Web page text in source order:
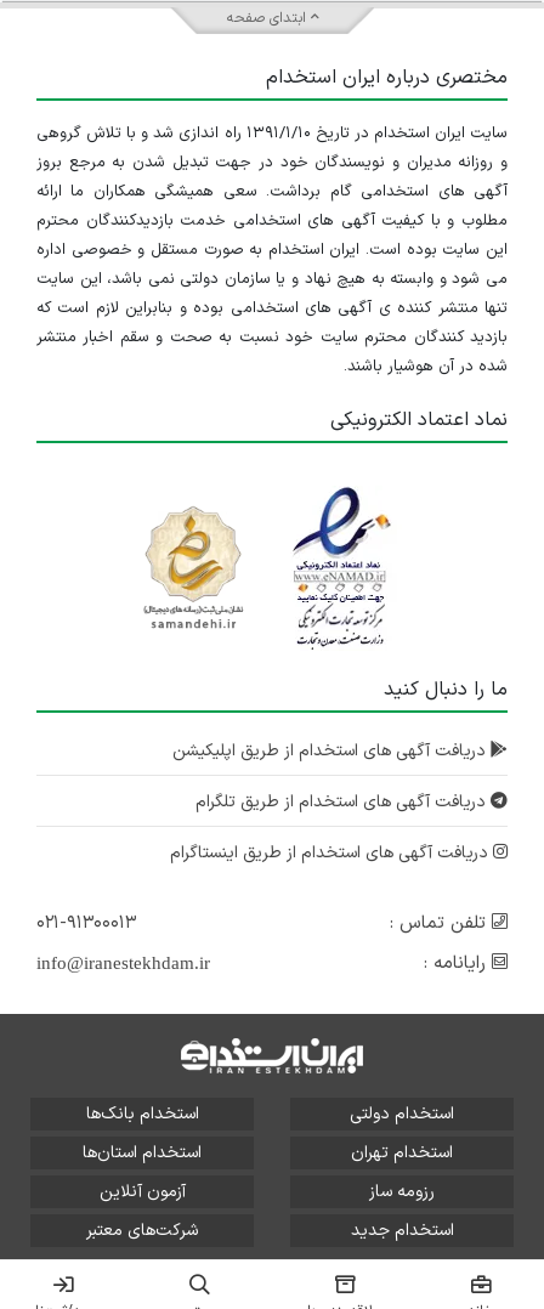
ابتدای صفحه
مختصری درباره ایران استخدام
سایت ایران استخدام در تاریخ ۱۳۹۱/۱/۱۰ راه اندازی شد و با تلاش گروهی
و روزانه مدیران و نویسندگان خود در جهت تبدیل شدن به مرجع بروز
آگهی های استخدامی گام برداشت. سعی همیشگی همکاران ما ارائه
مطلوب و با کیفیت آگهی های استخدامی خدمت بازدیدکنندگان محترم
این سایت بوده است. ایران استخدام به صورت مستقل و خصوصی اداره
می شود و وابسته به هیچ نهاد و یا سازمان دولتی نمی باشد، این سایت
تنها منتشر کننده ی آگهی های استخدامی بوده و بنابراین لازم است که
بازدید کنندگان محترم سایت خود نسبت به صحت و سقم اخبار منتشر
شده در آن هوشیار باشند.
نماد اعتماد الکترونیکی
ما را دنبال کنید
دریافت آگهی های استخدام از طریق اپلیکیشن
دریافت آگهی های استخدام از طریق تلگرام
دریافت آگهی های استخدام از طریق اینستاگرام
تلفن تماس :
۰۲۱-۹۱۳۰۰۰۱۳
رایانامه :
info@iranestekhdam.ir
استخدام دولتی
استخدام بانک‌ها
استخدام تهران
استخدام استان‌ها
رزومه ساز
آزمون آنلاین
استخدام جدید
شرکت‌های معتبر
تمامی حقوق این سایت برای آلتین سیستم محفوظ است و هر
گونه سوءاستفاده از آن پیگرد قانونی دارد.